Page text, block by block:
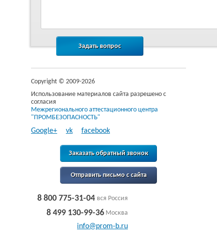
Copyright © 2009-2026
Использование материалов сайта разрешено с
согласия
Межрегионального аттестационного центра
"ПРОМБЕЗОПАСНОСТЬ"
Google+ vk facebook
Заказать обратный звонок
Отправить письмо с сайта
8 800 775-31-04 вся Россия
8 499 130-99-36 Москва
info@prom-b.ru